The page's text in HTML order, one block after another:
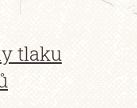
tlaku